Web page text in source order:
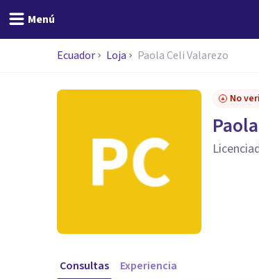
Menú
Ecuador Loja Paola Celi Valarezo
No
Consultas Experiencia